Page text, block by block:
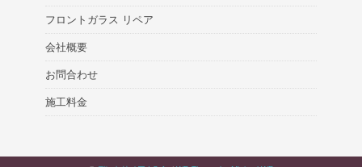
フロントガラス リペア
会社概要
お問合わせ
施工料金